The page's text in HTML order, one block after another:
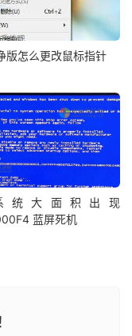
版怎么更改鼠标指针
统大面积出现
蓝屏死机